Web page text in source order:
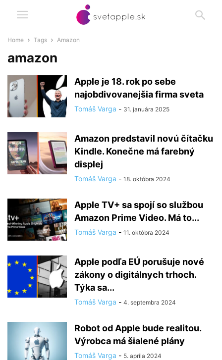
Home Tags Amazon
amazon
Apple je 18. rok po sebe
najobdivovanejšia firma sveta
Tomáš Varga - 31. januára 2025
Amazon predstavil novú čítačku
Kindle. Konečne má farebný
displej
Tomáš Varga - 18. októbra 2024
Apple TV+ sa spojí so službou
Amazon Prime Video. Má to...
Tomáš Varga - 11. októbra 2024
Apple podľa EÚ porušuje nové
zákony o digitálnych trhoch.
Týka sa...
Tomáš Varga - 4. septembra 2024
Robot od Apple bude realitou.
Výrobca má šialené plány
Tomáš Varga - 5. apríla 2024